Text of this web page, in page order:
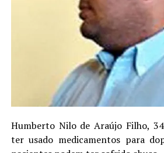
Humberto Nilo de Araújo Filho,
ter usado medicamentos para